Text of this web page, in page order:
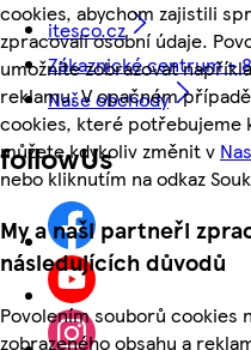
cookies, abychom zajistili
zpracovali osobní údaje.
umožníte zobrazovat
reklamu. V opačném
cookies, které potřebujeme
můžete kdykoliv změnit v
nebo kliknutím na odkaz
My a naši partneři
následujících důvodů
Povolením souborů
zobrazeného obsahu a
itesco.cz
Zákaznické centrum -
Naše obchody
followUs